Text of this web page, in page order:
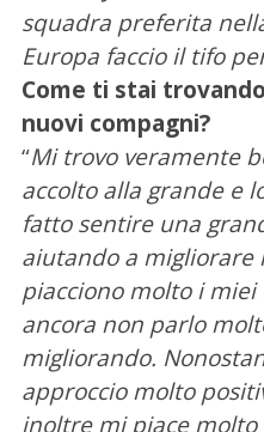
squadra preferita
Europa faccio il tifo
Come ti stai
nuovi compagni?
“Mi trovo veramente
accolto alla grande e
fatto sentire una
aiutando a migliorare
piacciono molto i miei
ancora non parlo
migliorando.
approccio molto
inoltre mi piace